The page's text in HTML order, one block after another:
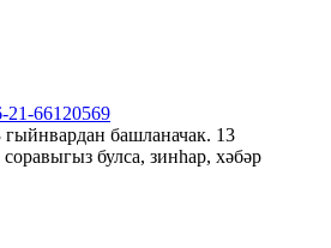
21-66120569
башланачак. 13
булса, зинһар, хәбәр